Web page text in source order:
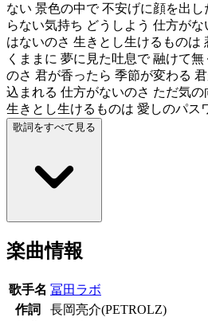
ない 景色の中で 不安げに顔を出し
らない気持ち どうしよう 仕方が
はないのさ 生きとし生けるものは
くままに 夢に見た吐息で 融けて
のさ 君が香ったら 季節が変わる
込まれる 仕方がないのさ ただ気
生きとし生けるものは 愛しのパス
歌詞をすべて見る
楽曲情報
歌手名 冨田ラボ
作詞
長岡亮介(PETROLZ)